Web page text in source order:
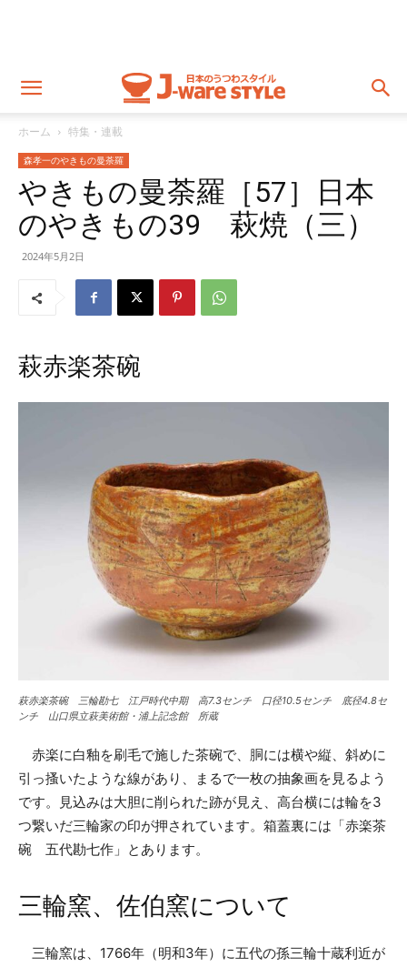
ホーム 特集・連載
森孝一のやきもの曼荼羅
やきもの曼荼羅［57］日本
のやきもの39 萩焼（三）
2024年5月2日
萩赤楽茶碗
萩赤楽茶碗 三輪勘七 江戸時代中期 高7.3センチ 口径10.5センチ 底径4.8セ
ンチ 山口県立萩美術館・浦上記念館 所蔵
赤楽に白釉を刷毛で施した茶碗で、胴には横や縦、斜めに
引っ搔いたような線があり、まるで一枚の抽象画を見るよう
です。見込みは大胆に削られた跡が見え、高台横には輪を3
つ繋いだ三輪家の印が押されています。箱蓋裏には「赤楽茶
碗 五代勘七作」とあります。
三輪窯、佐伯窯について
三輪窯は、1766年（明和3年）に五代の孫三輪十蔵利近が